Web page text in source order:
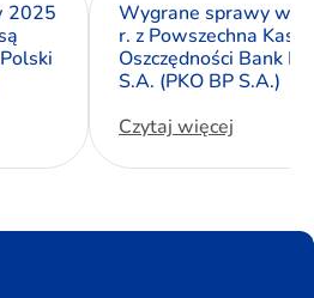
2025
Wygrane sprawy w
r. z Powszechna Kasa
Oszczędności Bank
S.A. (PKO BP S.A.)
Czytaj więcej